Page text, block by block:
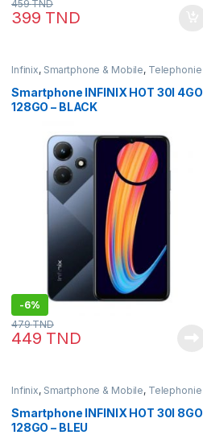
399 TND
459TND
Infinix, Smartphone & Mobile, Telephonie
Smartphone INFINIX HOT 30I 4GO
128GO – BLACK
-6%
449 TND
479TND
Infinix, Smartphone & Mobile, Telephonie
Smartphone INFINIX HOT 30I 8GO
128GO – BLEU